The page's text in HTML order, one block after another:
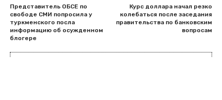
Представитель ОБСЕ по
свободе СМИ попросила у
туркменского посла
информацию об осужденном
блогере
Курс доллара начал резко
колебаться после заседания
правительства по банковским
вопросам